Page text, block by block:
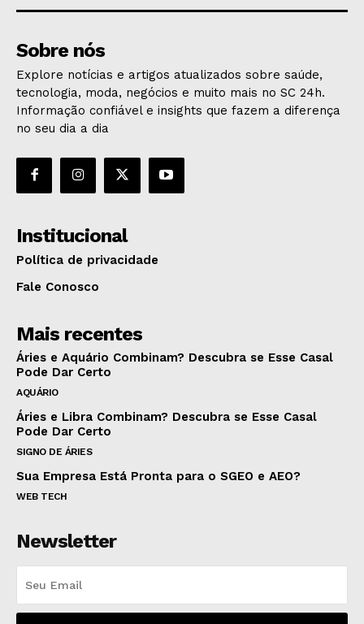
Sobre nós
Explore notícias e artigos atualizados sobre saúde,
tecnologia, moda, negócios e muito mais no SC 24h.
Informação confiável e insights que fazem a diferença
no seu dia a dia
Institucional
Política de privacidade
Fale Conosco
Mais recentes
Áries e Aquário Combinam? Descubra se Esse Casal
Pode Dar Certo
AQUÁRIO
Áries e Libra Combinam? Descubra se Esse Casal
Pode Dar Certo
SIGNO DE ÁRIES
Sua Empresa Está Pronta para o SGEO e AEO?
WEB TECH
Newsletter